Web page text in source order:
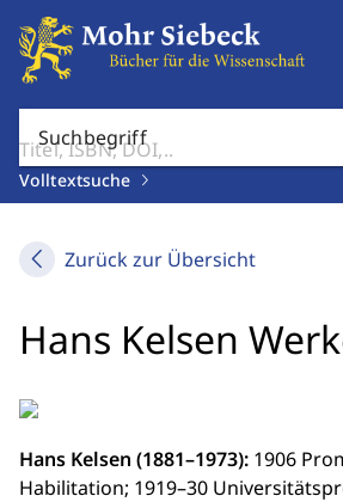
Suchbegriff
Volltextsuche
Zurück zur Übersicht
Hans Kelsen
Hans Kelsen (1881–1973): 1906
Habilitation; 1919–30